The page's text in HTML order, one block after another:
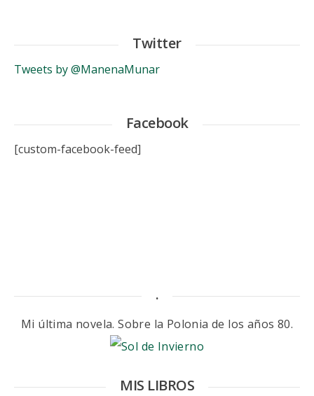
Twitter
Tweets by @ManenaMunar
Facebook
[custom-facebook-feed]
.
Mi última novela. Sobre la Polonia de los años 80.
MIS LIBROS